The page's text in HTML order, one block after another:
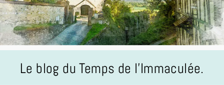
Le blog du Temps de l'Immaculée.